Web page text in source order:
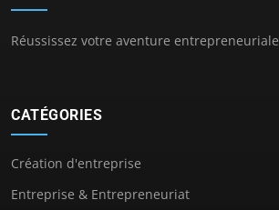
Réussissez votre aventure entrepreneuriale
CATÉGORIES
Création d'entreprise
Entreprise & Entrepreneuriat